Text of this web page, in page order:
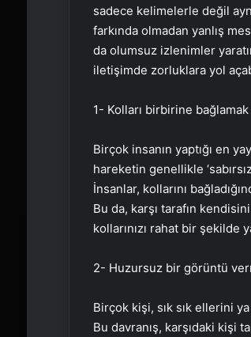
sadece kelimelerle değil
farkında olmadan yanlış
da olumsuz izlenimler
iletişimde zorluklara yol
1- Kolları birbirine bağlamak
Birçok insanın yaptığı en
hareketin genellikle
İnsanlar, kollarını
Bu da, karşı tarafın
kollarınızı rahat bir şekilde
2- Huzursuz bir görüntü
Birçok kişi, sık sık ellerini
Bu davranış, karşıdaki kişi